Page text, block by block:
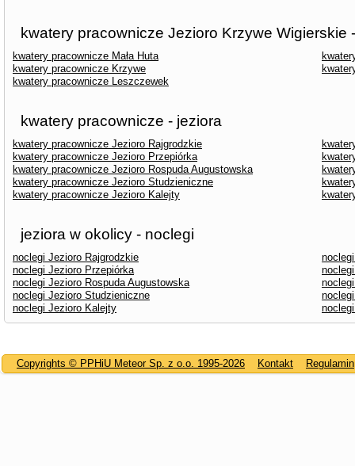
kwatery pracownicze Jezioro Krzywe Wigierskie
kwatery pracownicze Mała Huta
kwatery pracownicze Krzywe
kwatery pracownicze Leszczewek
kwatery pracownicze - jeziora
kwatery pracownicze Jezioro Rajgrodzkie
kwatery pracownicze Jezioro Przepiórka
kwatery pracownicze Jezioro Rospuda Augustowska
kwatery pracownicze Jezioro Studzieniczne
kwatery pracownicze Jezioro Kalejty
jeziora w okolicy - noclegi
noclegi Jezioro Rajgrodzkie
noclegi Jezioro Przepiórka
noclegi Jezioro Rospuda Augustowska
noclegi Jezioro Studzieniczne
noclegi Jezioro Kalejty
Copyrights © PPHiU Meteor Sp. z o.o. 1995-2026 Kontakt Regulamin